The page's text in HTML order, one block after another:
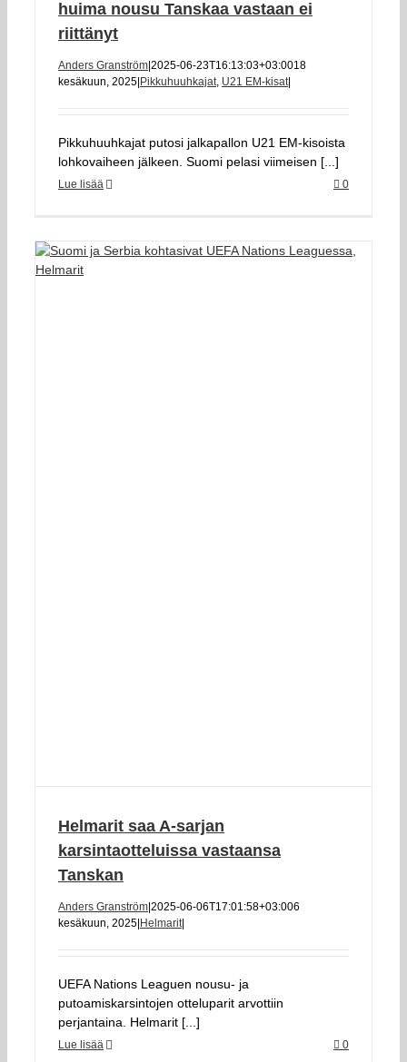
huima nousu Tanskaa vastaan ei
riittänyt
Anders Granström 2025-06-23T16:13:03+03:0018
kesäkuun, 2025 Pikkuhuuhkajat, U21 EM-kisat|
Pikkuhuuhkajat putosi jalkapallon U21 EM-kisoista
lohkovaiheen jälkeen. Suomi pelasi viimeisen [...]
Lue lisää 0
Helmarit saa A-sarjan
karsintaotteluissa vastaansa
Tanskan
Anders Granström 2025-06-06T17:01:58+03:006
kesäkuun, 2025 Helmarit|
UEFA Nations Leaguen nousu- ja
putoamiskarsintojen otteluparit arvottiin
perjantaina. Helmarit [...]
Lue lisää 0